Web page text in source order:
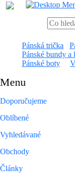
Pánská trička
Pánské bundy a
Pánské boty
Menu
Doporučujeme
Oblíbené
Vyhledávané
Obchody
Články